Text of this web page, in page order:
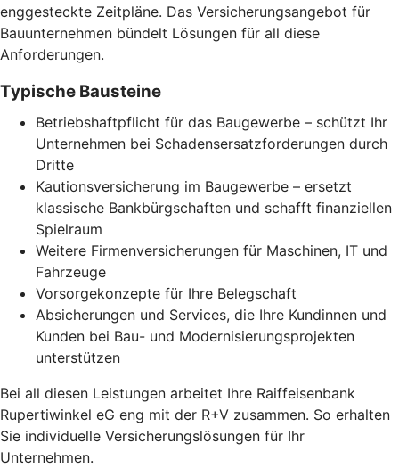
enggesteckte Zeitpläne. Das Versicherungsangebot für
Bauunternehmen bündelt Lösungen für all diese
Anforderungen.
Typische Bausteine
Betriebshaftpflicht für das Baugewerbe – schützt Ihr
Unternehmen bei Schadensersatzforderungen durch
Dritte
Kautionsversicherung im Baugewerbe – ersetzt
klassische Bankbürgschaften und schafft finanziellen
Spielraum
Weitere Firmenversicherungen für Maschinen, IT und
Fahrzeuge
Vorsorgekonzepte für Ihre Belegschaft
Absicherungen und Services, die Ihre Kundinnen und
Kunden bei Bau- und Modernisierungsprojekten
unterstützen
Bei all diesen Leistungen arbeitet Ihre Raiffeisenbank
Rupertiwinkel eG eng mit der R+V zusammen. So erhalten
Sie individuelle Versicherungslösungen für Ihr
Unternehmen.